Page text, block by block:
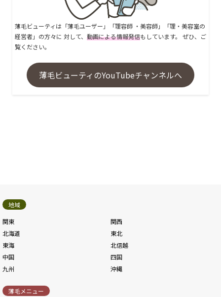
薄毛ビューティは「薄毛ユーザー」「理容師 ・美容師」「理・美容室の
経営者」の方々に 対して、 動画による情報発信もしています。 ぜひ、ご
覧ください。
薄毛ビューティのYouTubeチャンネルへ
地域
関東
関西
北海道
東北
東海
北信越
中国
四国
九州
沖縄
薄毛メニュー